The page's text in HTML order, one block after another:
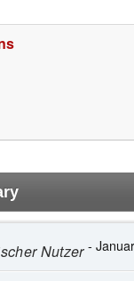
Nutzer-